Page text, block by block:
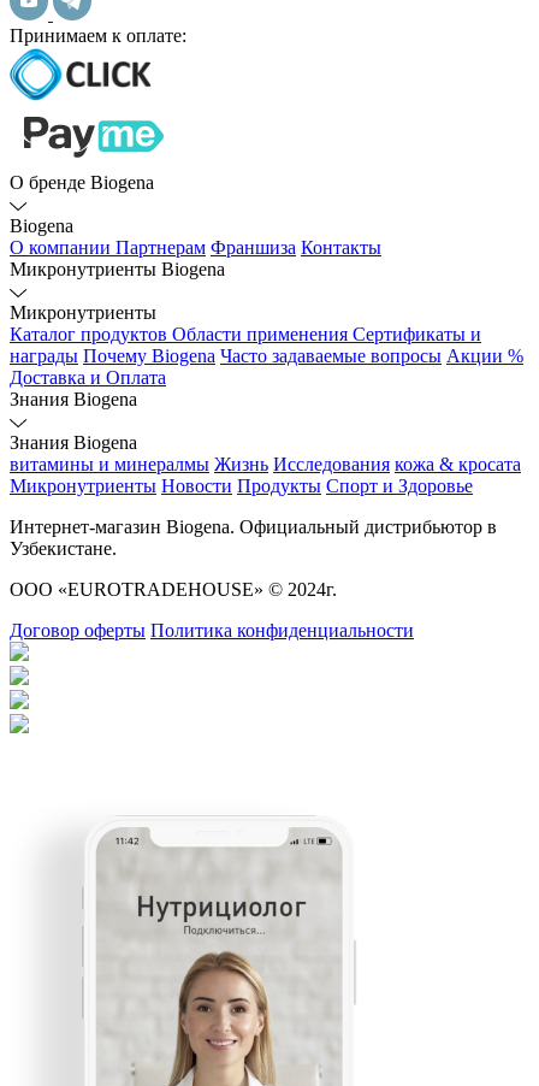
Принимаем к оплате:
О бренде Biogena
Biogena
О компании Партнерам Франшиза Контакты
Микронутриенты Biogena
Микронутриенты
Каталог продуктов Области применения Сертификаты и
награды Почему Biogena Часто задаваемые вопросы Акции %
Доставка и Оплата
Знания Biogena
Знания Biogena
витамины и минералмы Жизнь Исследования кожа & кросата
Микронутриенты Новости Продукты Спорт и Здоровье
Интернет-магазин Biogena. Официальный дистрибьютор в
Узбекистане.
ООО «EUROTRADEHOUSE» © 2024г.
Договор оферты Политика конфиденциальности